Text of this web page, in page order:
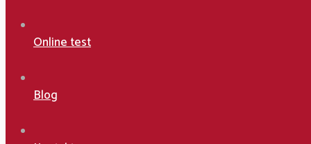
Online test
Blog